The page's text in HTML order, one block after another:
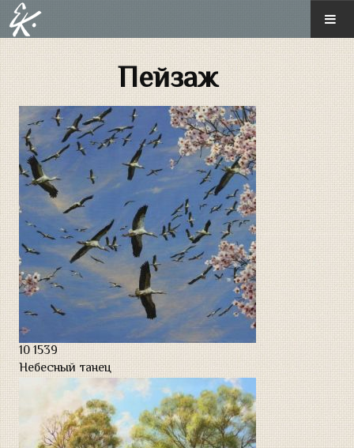
ГЛАВНАЯ
ГАЛЕРЕЯ
Новые произведения
Монументальная живопись
Диорамная живопись
Иконопись
Историческая картина
Пейзаж
Натюрморт
Современная армия
Портреты
Пейзаж
101539
Небесный танец